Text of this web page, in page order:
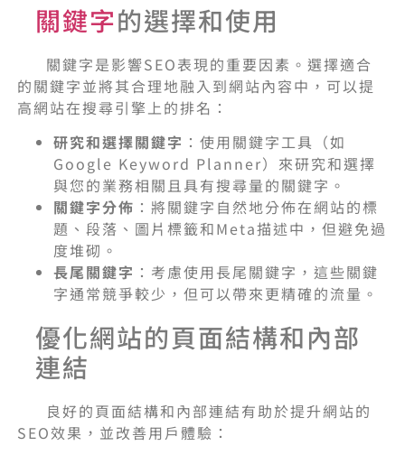
關鍵字的選擇和使用
關鍵字是影響SEO表現的重要因素。選擇適合
的關鍵字並將其合理地融入到網站內容中，可以提
高網站在搜尋引擎上的排名：
研究和選擇關鍵字 ：使用關鍵字工具（如
Google Keyword Planner）來研究和選擇
與您的業務相關且具有搜尋量的關鍵字。
關鍵字分佈 ：將關鍵字自然地分佈在網站的標
題、段落、圖片標籤和Meta描述中，但避免過
度堆砌。
長尾關鍵字 ：考慮使用長尾關鍵字，這些關鍵
字通常競爭較少，但可以帶來更精確的流量。
優化網站的頁面結構和內部
連結
良好的頁面結構和內部連結有助於提升網站的
SEO效果，並改善用戶體驗：